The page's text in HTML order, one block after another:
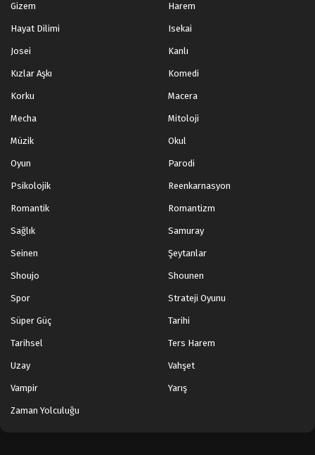
Gizem Harem
Hayat Dilimi Isekai
Josei Kanlı
Kızlar Aşkı Komedi
Korku Macera
Mecha Mitoloji
Müzik Okul
Oyun Parodi
Psikolojik Reenkarnasyon
Romantik Romantizm
Sağlık Samuray
Seinen Şeytanlar
Shoujo Shounen
Spor Strateji Oyunu
Süper Güç Tarihi
Tarihsel Ters Harem
Uzay Vahşet
Vampir Yarış
Zaman Yolculuğu